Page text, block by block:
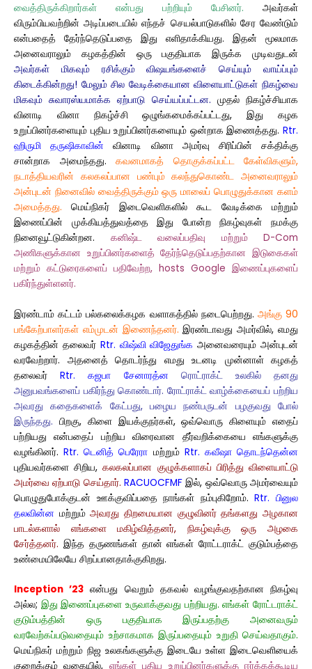
வைத்திருக்கிறார்கள் என்பது பற்றியும் பேசினர். அவர்கள்
விரும்பியவற்றின் அடிப்படையில் எந்தச் செயல்பாடுகளில் சேர வேண்டும்
என்பதைத் தேர்ந்தெடுப்பதை இது எளிதாக்கியது. இதன் மூலமாக
அனைவராலும் கழகத்தின் ஒரு பகுதியாக இருக்க முடிவதுடன்
அவர்கள் மிகவும் ரசிக்கும் விஷயங்களைச் செய்யும் வாய்ப்பும்
கிடைக்கின்றது! மேலும் சில வேடிக்கையான விளையாட்டுகள் நிகழ்வை
மிகவும் சுவாரஸ்யமாக்க ஏற்பாடு செய்யப்பட்டன. முதல் நிகழ்ச்சியாக
வினாடி வினா நிகழ்ச்சி ஒழுங்கமைக்கப்பட்டது, இது கழக
உறுப்பினர்களையும் புதிய உறுப்பினர்களையும் ஒன்றாக இணைத்தது. Rtr.
ஹிருமி தருஷிகாவின் வினாடி வினா அமர்வு சிரிப்பின் சக்திக்கு
சான்றாக அமைந்தது. கவனமாகத் தொகுக்கப்பட்ட கேள்விகளும்,
நடாத்தியவரின் கலகலப்பான பண்பும் கலந்துகொண்ட அனைவராலும்
அன்புடன் நினைவில் வைத்திருக்கும் ஒரு மாலைப் பொழுதுக்கான களம்
அமைத்தது. மெய்நிகர் இடைவெளிகளில் கூட வேடிக்கை மற்றும்
இணைப்பின் முக்கியத்துவத்தை இது போன்ற நிகழ்வுகள் நமக்கு
நினைவூட்டுகின்றன. கனிஷ்ட வலைப்பதிவு மற்றும் D-Com
அணிகளுக்கான உறுப்பினர்களைத் தேர்ந்தெடுப்பதற்கான இடுகைகள்
மற்றும் கட்டுரைகளைப் பதிவேற்ற, hosts Google இணைப்புகளைப்
பகிர்ந்துள்ளனர்.
இரண்டாம் கட்டம் பல்கலைக்கழக வளாகத்தில் நடைபெற்றது. அங்கு 90
பங்கேற்பாளர்கள் எம்முடன் இணைந்தனர். இரண்டாவது அமர்வில், எமது
கழகத்தின் தலைவர்Rtr. விஷ்வி விஜேதுங்க அனைவரையும் அன்புடன்
வரவேற்றார். அதனைத் தொடர்ந்து எமது உடனடி முன்னாள் கழகத்
தலைவர்Rtr. கஜபா சேனாரத்ன
ரொட்ராக்ட் உலகில் தனது
அனுபவங்களைப் பகிர்ந்து கொண்டார். ரோட்ராக்ட் வாழ்க்கையைப் பற்றிய
அவரது கதைகளைக் கேட்பது, பழைய நண்பருடன் பழகுவது போல்
இருந்தது. பிறகு, கிளை இயக்குநர்கள், ஒவ்வொரு கிளையும் எதைப்
பற்றியது என்பதைப் பற்றிய விரைவான தீர்வறிக்கையை எங்களுக்கு
வழங்கினர்.Rtr. டெனித் பெரேரா மற்றும் Rtr. கவீஷா தொடந்தென்ன
புதியவர்களை சிறிய,கலகலப்பான குழுக்களாகப் பிரித்து விளையாட்டு
அமர்வை ஏற்பாடு செய்தார். RACUOCFMF இல், ஒவ்வொரு அமர்வையும்
பொழுதுபோக்குடன் ஊக்குவிப்பதை நாங்கள் நம்புகிறோம்.Rtr. பினுல
தலவின்ன மற்றும்அவரது திறமையான குழுவினர் தங்களது அழகான
பாடல்களால் எங்களை மகிழ்வித்தனர், நிகழ்வுக்கு ஒரு அழகை
சேர்த்தனர். இந்த தருணங்கள் தான் எங்கள் ரோட்டராக்ட் குடும்பத்தை
உண்மையிலேயே சிறப்பானதாக்குகிறது.
Inception ’23 என்பது வெறும் தகவல் வழங்குவதற்கான நிகழ்வு
அல்ல; இது இணைப்புகளை உருவாக்குவது பற்றியது. எங்கள் ரோட்டராக்ட்
குடும்பத்தின் ஒரு பகுதியாக இருப்பதற்கு அனைவரும்
வரவேற்கப்படுவதையும் உற்சாகமாக இருப்பதையும் உறுதி செய்வதாகும்.
மெய்நிகர் மற்றும் நிஜ உலகங்களுக்கு இடையே உள்ள இடைவெளியைக்
குறைக்கும் வகையில், எங்கள் புதிய உறுப்பினர்களுக்கு ஈர்க்கக்கூடிய